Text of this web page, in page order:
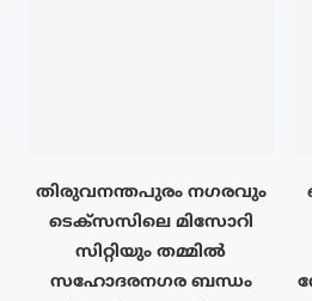
തിരുവനന്തപുരം നഗരവും
ടെക്‌സസിലെ മിസോറി
സിറ്റിയും തമ്മിൽ
സഹോദരനഗര ബന്ധം